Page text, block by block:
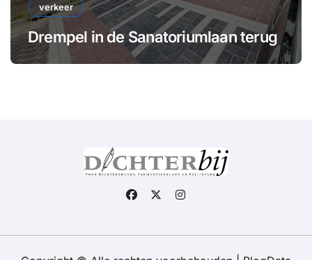
verkeer
Drempel in de Sanatoriumlaan terug